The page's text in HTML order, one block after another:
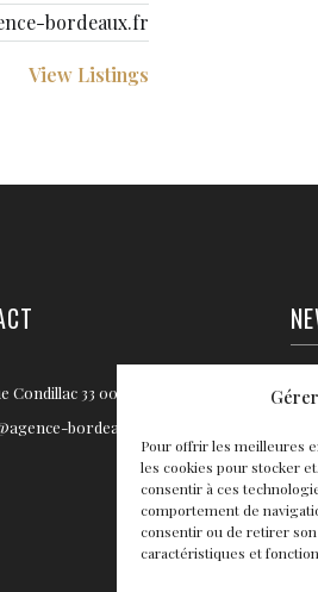
Pour offrir les meilleures
les cookies pour stocker
consentir à ces
comportement de
consentir ou de retirer
caractéristiques et
bordeaux.fr
View Listings
Condillac 33 000 BORDEAUX
bordeaux.fr